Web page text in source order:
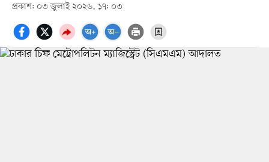
প্রকাশ: ০৩ জুলাই ২০২৬, ১৭: ০৩